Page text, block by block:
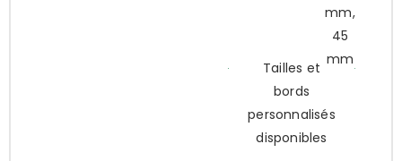
mm,
45
mm
Tailles et
bords
personnalisés
disponibles